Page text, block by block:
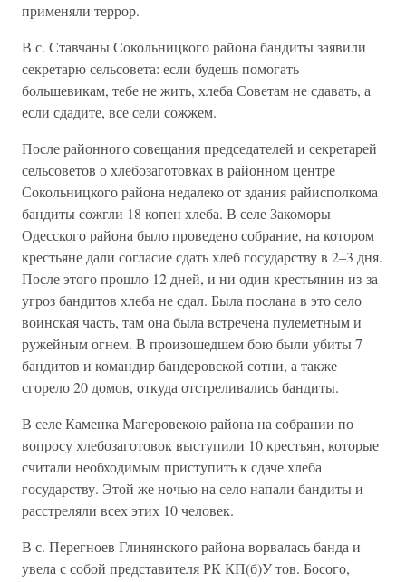
применяли террор.
В с. Ставчаны Сокольницкого района бандиты заявили
секретарю сельсовета: если будешь помогать
большевикам, тебе не жить, хлеба Советам не сдавать, а
если сдадите, все сели сожжем.
После районного совещания председателей и секретарей
сельсоветов о хлебозаготовках в районном центре
Сокольницкого района недалеко от здания райисполкома
бандиты сожгли 18 копен хлеба. В селе Закоморы
Одесского района было проведено собрание, на котором
крестьяне дали согласие сдать хлеб государству в 2–3 дня.
После этого прошло 12 дней, и ни один крестьянин из-за
угроз бандитов хлеба не сдал. Была послана в это село
воинская часть, там она была встречена пулеметным и
ружейным огнем. В произошедшем бою были убиты 7
бандитов и командир бандеровской сотни, а также
сгорело 20 домов, откуда отстреливались бандиты.
В селе Каменка Магеровекою района на собрании по
вопросу хлебозаготовок выступили 10 крестьян, которые
считали необходимым приступить к сдаче хлеба
государству. Этой же ночью на село напали бандиты и
расстреляли всех этих 10 человек.
В с. Перегноев Глинянского района ворвалась банда и
увела с собой представителя РК КП(б)У тов. Босого,